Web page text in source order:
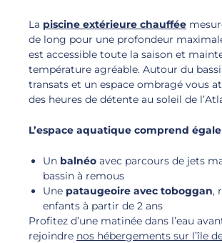
La piscine extérieure chauffée
de long pour une profondeur
est accessible toute la saison et
température agréable. Autour du
transats et un espace ombragé vous
des heures de détente au soleil de
L’espace aquatique comprend
Un balnéo avec parcours de jets
bassin à remous
Une pataugeoire avec toboggan,
enfants à partir de 2 ans
Profitez d’une matinée dans l’eau
rejoindre nos hébergements sur l’île